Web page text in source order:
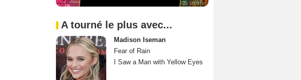
A tourné le plus avec...
Madison Iseman
Fear of Rain
I Saw a Man with Yellow Eyes